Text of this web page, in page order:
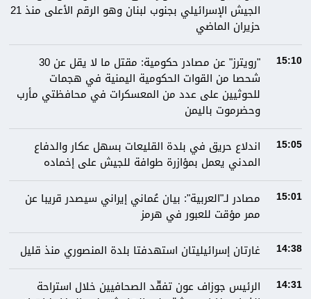
الجيش الإسرائيلي بجنوب لبنان وهو الرقم الأعلى منذ 21
حزيران الماضي
15:10
"رويترز" عن مصادر حكومية: مقتل ما لا يقل عن 30
شحصا من القوات الحكومية اليمنية في هجمات
للحوثيين على عدد من المعسكرات في محافظتي مأرب
وحضرموت باليمن
15:05
اندلاع حريق في بلدة القليعات بسهل عكار والدفاع
المدني يعمل بمؤازرة طوافة للجيش على إخماده
15:01
مصادر لـ"العربية": بيان عُماني إيراني سيصدر قريبا عن
ممر مؤقت للعبور في هرمز
14:38 غارتان إسرائيليتان استهدفتا بلدة المنصوري منذ قليل
14:31
الرئيس جوزاف عون تفقّد الصحافيين خلال استراحة